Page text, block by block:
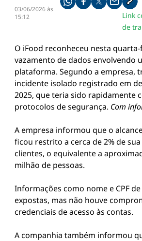
03/06/2026 às
15:12
Compartilhe pelo
Compartilhar no
Compartilhar
Link
de
O iFood reconheceu nesta
vazamento de dados envolvendo
plataforma. Segundo a empresa,
incidente isolado registrado em
2025, que teria sido rapidamente
protocolos de segurança. Com
A empresa informou que o
ficou restrito a cerca de 2% de
clientes, o equivalente a
milhão de pessoas.
Informações como nome e CPF
expostas, mas não houve
credenciais de acesso às contas.
A companhia também informou